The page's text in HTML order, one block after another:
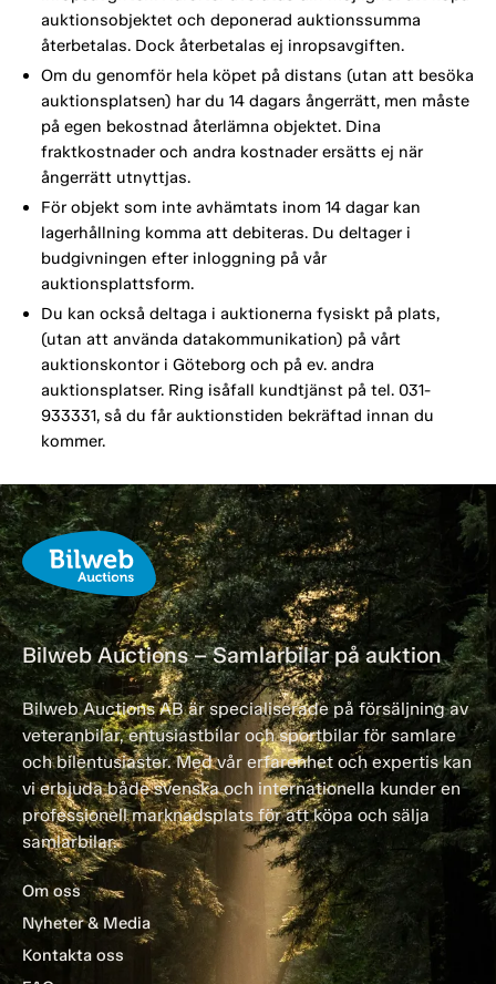
auktionsobjektet och deponerad auktionssumma
återbetalas. Dock återbetalas ej inropsavgiften.
Om du genomför hela köpet på distans (utan att besöka
auktionsplatsen) har du 14 dagars ångerrätt, men måste
på egen bekostnad återlämna objektet. Dina
fraktkostnader och andra kostnader ersätts ej när
ångerrätt utnyttjas.
För objekt som inte avhämtats inom 14 dagar kan
lagerhållning komma att debiteras. Du deltager i
budgivningen efter inloggning på vår
auktionsplattsform.
Du kan också deltaga i auktionerna fysiskt på plats,
(utan att använda datakommunikation) på vårt
auktionskontor i Göteborg och på ev. andra
auktionsplatser. Ring isåfall kundtjänst på tel. 031-
933331, så du får auktionstiden bekräftad innan du
kommer.
Bilweb Auctions – Samlarbilar på auktion
Bilweb Auctions AB är specialiserade på försäljning av
veteranbilar, entusiastbilar och sportbilar för samlare
och bilentusiaster. Med vår erfarenhet och expertis kan
vi erbjuda både svenska och internationella kunder en
professionell marknadsplats för att köpa och sälja
samlarbilar.
Om oss
Nyheter & Media
Kontakta oss